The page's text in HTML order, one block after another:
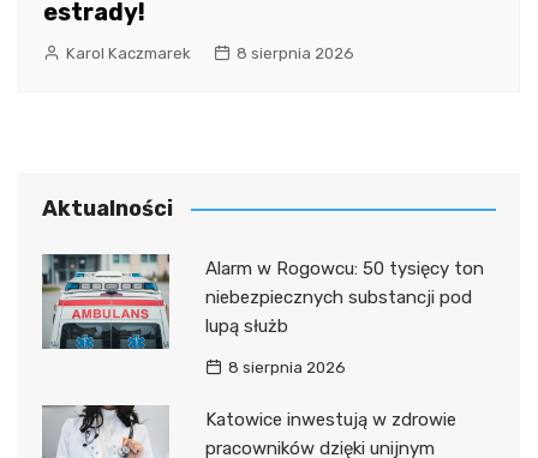
estrady!
Karol Kaczmarek 8 sierpnia 2026
Aktualności
Alarm w Rogowcu: 50 tysięcy ton
niebezpiecznych substancji pod
lupą służb
8 sierpnia 2026
Katowice inwestują w zdrowie
pracowników dzięki unijnym